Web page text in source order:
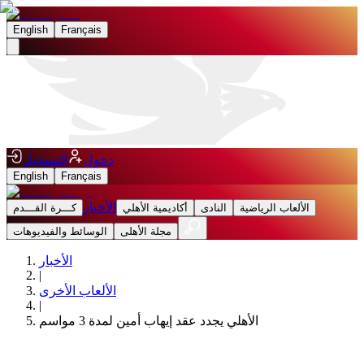
English Français
دخول التسجيل
English Français
كـــرة القـــدم الأخبار أكاديمية الأهلي النادى
الألعاب الرياضية
الوسائط والفيديوهات
مجلة الأهلى
الأخبار
|
الألعاب الأخرى
|
الأهلي يجدد عقد إيهاب أمين لمدة 3 مواسم